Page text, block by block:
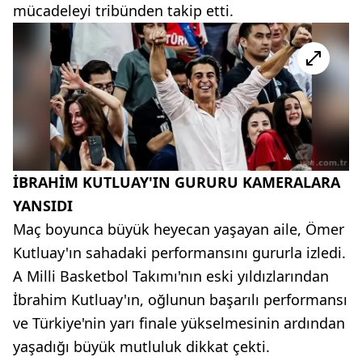
mücadeleyi tribünden takip etti.
İBRAHİM KUTLUAY'IN GURURU KAMERALARA
YANSIDI
Maç boyunca büyük heyecan yaşayan aile, Ömer
Kutluay'ın sahadaki performansını gururla izledi.
A Milli Basketbol Takımı'nın eski yıldızlarından
İbrahim Kutluay'ın, oğlunun başarılı performansı
ve Türkiye'nin yarı finale yükselmesinin ardından
yaşadığı büyük mutluluk dikkat çekti.